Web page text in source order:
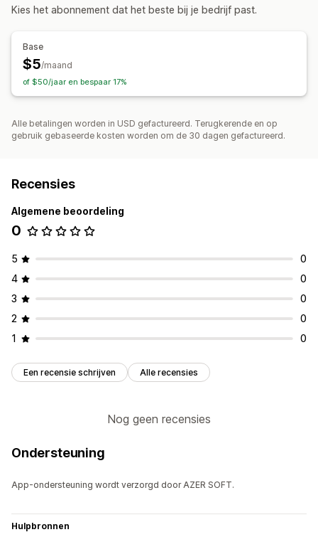
Kies het abonnement dat het beste bij je bedrijf past.
Base
$5/maand
of $50/jaar en bespaar 17%
Alle betalingen worden in USD gefactureerd. Terugkerende en op
gebruik gebaseerde kosten worden om de 30 dagen gefactureerd.
Recensies
Algemene beoordeling
0
5
0
4
0
3
0
2
0
1
0
Een recensie schrijven Alle recensies
Nog geen recensies
Ondersteuning
App-ondersteuning wordt verzorgd door AZER SOFT.
Hulpbronnen